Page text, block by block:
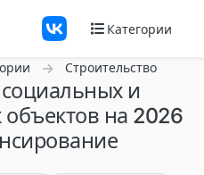
Категории
Строительство
и
объектов на 2026